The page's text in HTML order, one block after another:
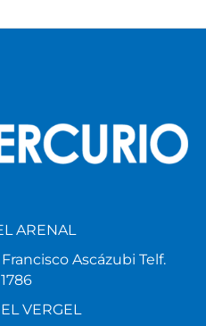
ARENAL
Ascázubi Telf.
VERGEL